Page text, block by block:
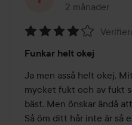
2 månader
Inlägget
4
av
5
Funkar helt okej
Ja men asså helt okej.
mycket fukt och av fukt
bäst. Men önskar ändå
Så öm ditt hår inte är så